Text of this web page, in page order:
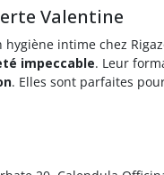
Valentine
hygiène intime chez
impeccable. Leur
. Elles sont parfaites